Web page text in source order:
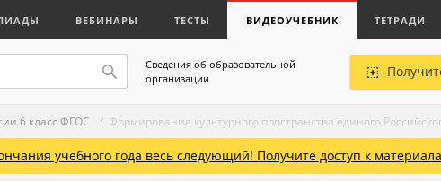
ВЕБИНАРЫ ТЕСТЫ ВИДЕОУЧЕБНИК ТЕТРАДИ
Сведения об образовательной
организации
6 класс ФГОС / Формирование культурного пространства единого
учебного года весь следующий! Получите доступ к